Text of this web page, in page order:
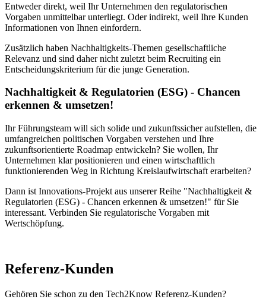
Entweder direkt, weil Ihr Unternehmen den regulatorischen
Vorgaben unmittelbar unterliegt. Oder indirekt, weil Ihre Kunden
Informationen von Ihnen einfordern.
Zusätzlich haben Nachhaltigkeits-Themen gesellschaftliche
Relevanz und sind daher nicht zuletzt beim Recruiting ein
Entscheidungskriterium für die junge Generation.
Nachhaltigkeit & Regulatorien (ESG) - Chancen
erkennen & umsetzen!
Ihr Führungsteam will sich solide und zukunftssicher aufstellen, die
umfangreichen politischen Vorgaben verstehen und Ihre
zukunftsorientierte Roadmap entwickeln? Sie wollen, Ihr
Unternehmen klar positionieren und einen wirtschaftlich
funktionierenden Weg in Richtung Kreislaufwirtschaft erarbeiten?
Dann ist Innovations-Projekt aus unserer Reihe "Nachhaltigkeit &
Regulatorien (ESG) - Chancen erkennen & umsetzen!" für Sie
interessant. Verbinden Sie regulatorische Vorgaben mit
Wertschöpfung.
Referenz-Kunden
Gehören Sie schon zu den Tech2Know Referenz-Kunden?